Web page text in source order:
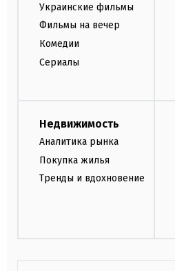
Украинские фильмы
Фильмы на вечер
Комедии
Сериалы
Недвижимость
Аналитика рынка
Покупка жилья
Тренды и вдохновение